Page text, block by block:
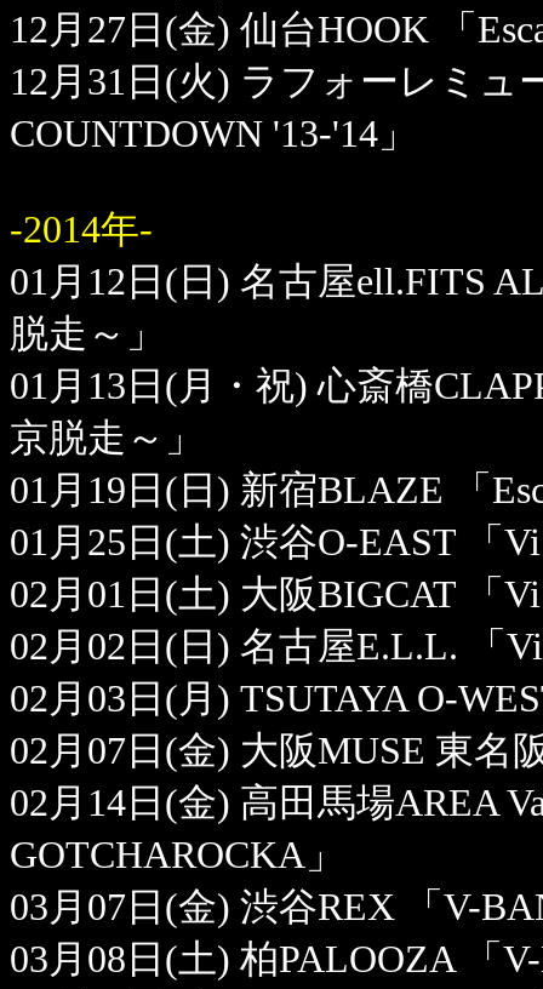
12月27日(金) 仙台HOOK 「
12月31日(火) ラフォーレミュ
COUNTDOWN '13-'14」
-2014年-
01月12日(日) 名古屋ell.FITS
脱走～」
01月13日(月・祝) 心斎橋
京脱走～」
01月19日(日) 新宿BLAZE 「
01月25日(土) 渋谷O-EAST 「
02月01日(土) 大阪BIGCAT 「
02月02日(日) 名古屋E.L.L. 「
02月03日(月) TSUTAYA O-
02月07日(金) 大阪MUSE 東名
02月14日(金) 高田馬場AREA
GOTCHAROCKA」
03月07日(金) 渋谷REX 「V-
03月08日(土) 柏PALOOZA 「